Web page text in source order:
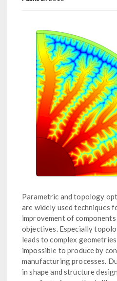
Parametric and topology
are widely used techniques
improvement of
objectives. Especially
leads to complex
impossible to produce by
manufacturing processes.
in shape and structure